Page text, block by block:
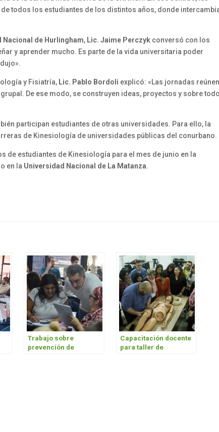
todos los estudiantes de los distintos años, donde
Nacional de Hurlingham, Lic. Jaime Perczyk conversó con los
y aprender mucho. Es parte de la vida universitaria poder
y Fisiatría, Lic. Pablo Bordoli explicó: «Las jornadas
De ese modo, se construyen ideas, proyectos y sobre
participan estudiantes de otras universidades. Para ello, la
de Kinesiología de universidades públicas del conurbano.
de estudiantes de Kinesiología para el mes de junio en la
en la Universidad Nacional de La Matanza.
Trabajo sobre
prevención de
Capacitación docente
para taller de